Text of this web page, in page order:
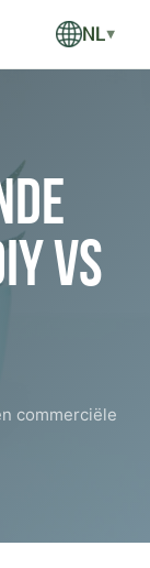
NL ▼
vs
commerciële